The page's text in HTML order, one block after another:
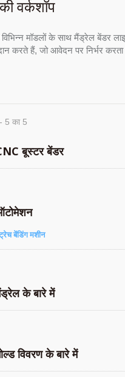
वर्कशॉप
मॉडलों के साथ मैंड्रेल बेंडर
करते हैं, जो आवेदन पर निर्भर करता
5 का 5
बूस्टर बेंडर
बेंडिंग मशीन
के बारे में
विवरण के बारे में